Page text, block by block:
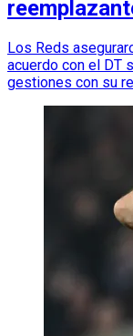
Los Reds
acuerdo con el DT
gestiones con su